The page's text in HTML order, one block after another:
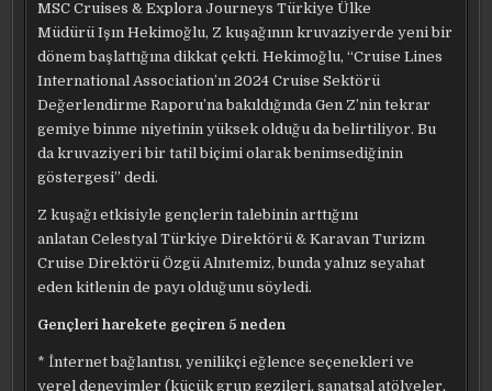
MSC Cruises & Explora Journeys Türkiye Ülke
Müdürü Işın Hekimoğlu, Z kuşağının kruvaziyerde yeni bir
dönem başlattığına dikkat çekti. Hekimoğlu, “Cruise Lines
International Association’ın 2024 Cruise Sektörü
Değerlendirme Raporu’na bakıldığında Gen Z’nin tekrar
gemiye binme niyetinin yüksek olduğu da belirtiliyor. Bu
da kruvaziyeri bir tatil biçimi olarak benimsediğinin
göstergesi” dedi.
Z kuşağı etkisiyle gençlerin talebinin arttığını
anlatan Celestyal Türkiye Direktörü & Karavan Turizm
Cruise Direktörü Özgü Alnıtemiz, bunda yalnız seyahat
eden kitlenin de payı olduğunu söyledi.
Gençleri harekete geçiren 5 neden
* İnternet bağlantısı, yenilikçi eğlence seçenekleri ve
yerel deneyimler (küçük grup gezileri, sanatsal atölyeler,